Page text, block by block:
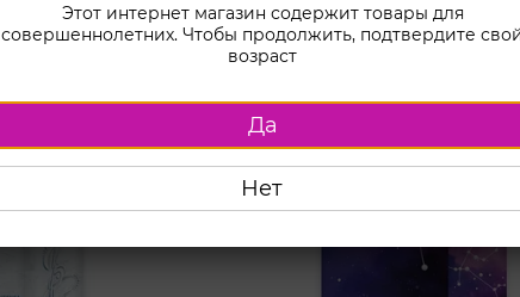
КЭШБЕК
Этот интернет магазин содержит товары для
совершеннолетних. Чтобы продолжить, подтвердите
возраст
Да
Нет